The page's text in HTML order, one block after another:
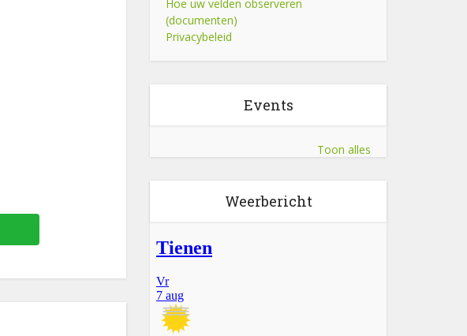
Hoe uw velden observeren
(documenten)
Privacybeleid
Events
Toon alles
Weerbericht